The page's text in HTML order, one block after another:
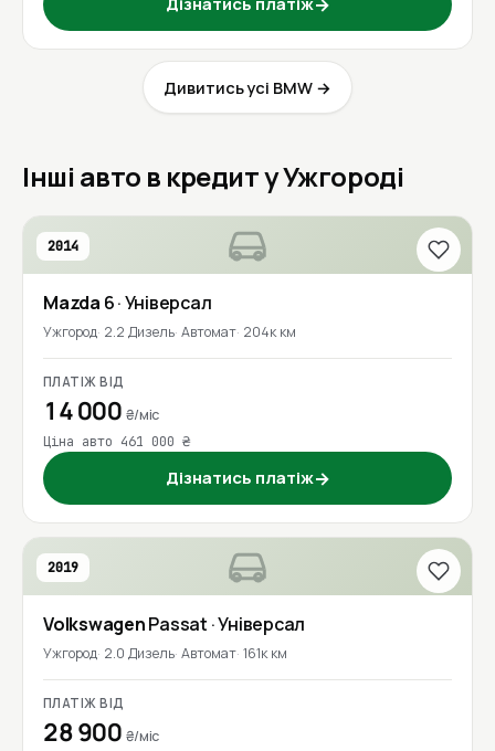
Дивитись усі BMW →
Інші авто в кредит у Ужгороді
2014
Mazda 6· Універсал
Ужгород 2.2 Дизель Автомат 204к км
ПЛАТІЖ ВІД
14 000 ₴/міс
Ціна авто 461 000 ₴
Дізнатись платіж→
2019
VolkswagenPassat · Універсал
Ужгород 2.0 Дизель Автомат 161к км
ПЛАТІЖ ВІД
28 900 ₴/міс